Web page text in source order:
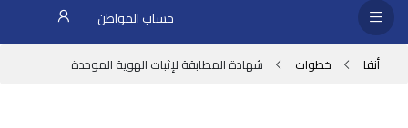
حساب المواطن
أنفا خطوات شهادة المطابقة لإثبات الهوية الموحدة